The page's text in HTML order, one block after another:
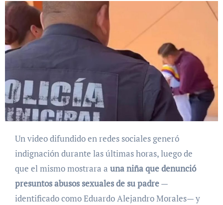
Un video difundido en redes sociales generó
indignación durante las últimas horas, luego de
que el mismo mostrara a una niña que denunció
presuntos abusos sexuales de su padre—
identificado como Eduardo Alejandro Morales— y